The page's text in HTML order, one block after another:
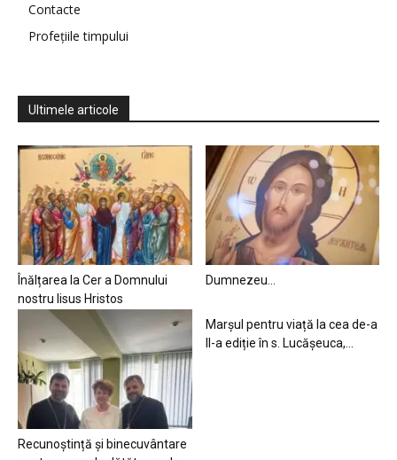
Contacte
Profețiile timpului
Ultimele articole
Înălțarea la Cer a Domnului
nostru Iisus Hristos
Dumnezeu…
Recunoștință și binecuvântare
Marșul pentru viață la cea de-a
II-a ediție în s. Lucășeuca,...